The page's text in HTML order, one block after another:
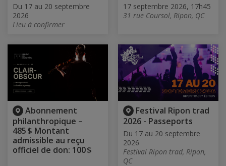
Du 17 au 20 septembre
2026
Lieu à confirmer
17 septembre 2026, 17h45
31 rue Coursol, Ripon, QC
Abonnement
philanthropique –
485 $ Montant
admissible au reçu
officiel de don: 100 $
Festival Ripon trad
2026 - Passeports
Du 17 au 20 septembre
2026
Festival Ripon trad, Ripon,
QC